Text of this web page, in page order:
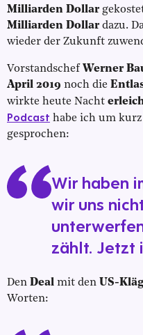
Milliarden Dollar
Milliarden Dollardazu.
wieder der Zukunft
Vorstandschef Werner
April 2019 noch die
wirkte heute Nacht
Podcast habe ich um
gesprochen:
Wir haben
wir uns
zählt. Jetzt
Den Deal mit den US-
Worten: